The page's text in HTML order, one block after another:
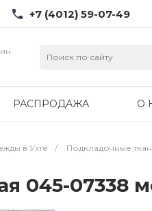
+7 (4012) 59-07-49
РАСПРОДАЖА О
в Ухте / Подкладочные
045-07338